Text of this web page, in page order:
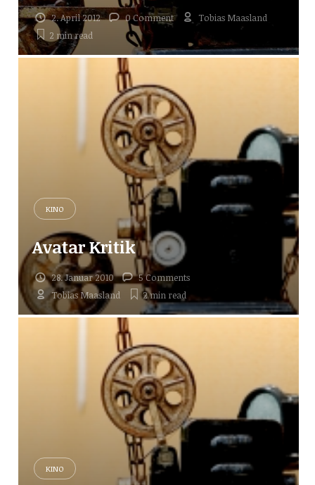
2. April 2012 0 Comment
Tobias Maasland
2 minread
KINO
Avatar Kritik
28. Januar 2010
5 Comments
Tobias Maasland
2 min read
KINO